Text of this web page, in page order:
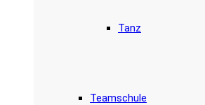
Tanz
Teamschule